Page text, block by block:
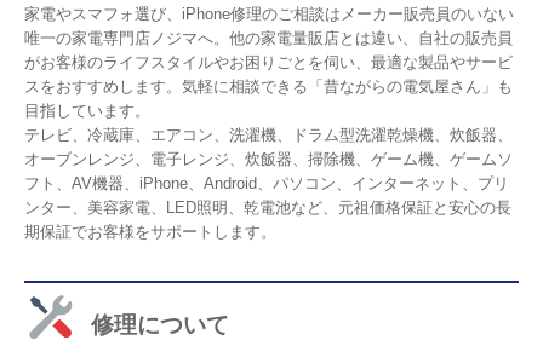
家電やスマフォ選び、iPhone修理のご相談はメーカー販売員のいない
唯一の家電専門店ノジマへ。他の家電量販店とは違い、自社の販売員
がお客様のライフスタイルやお困りごとを伺い、最適な製品やサービ
スをおすすめします。気軽に相談できる「昔ながらの電気屋さん」も
目指しています。
テレビ、冷蔵庫、エアコン、洗濯機、ドラム型洗濯乾燥機、炊飯器、
オーブンレンジ、電子レンジ、炊飯器、掃除機、ゲーム機、ゲームソ
フト、AV機器、iPhone、Android、パソコン、インターネット、プリ
ンター、美容家電、LED照明、乾電池など、元祖価格保証と安心の長
期保証でお客様をサポートします。
修理について